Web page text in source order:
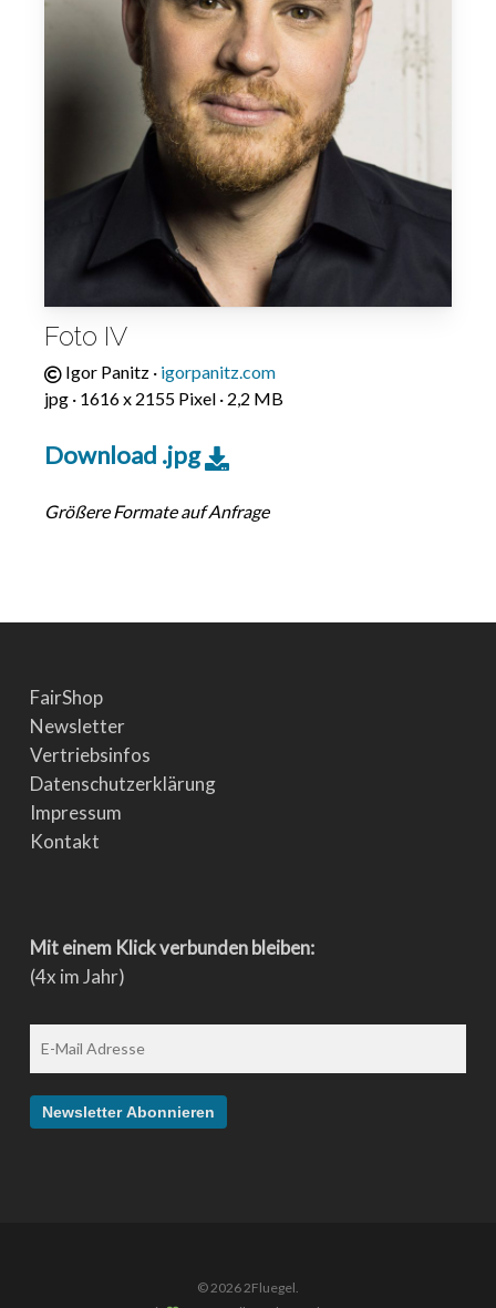
Foto IV
Igor Panitz · igorpanitz.com
jpg · 1616 x 2155 Pixel · 2,2 MB
Download .jpg
Größere Formate auf Anfrage
FairShop
Newsletter
Vertriebsinfos
Datenschutzerklärung
Impressum
Kontakt
Mit einem Klick verbunden bleiben:
(4x im Jahr)
© 2026 2Fluegel.